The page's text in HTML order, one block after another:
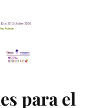
para el